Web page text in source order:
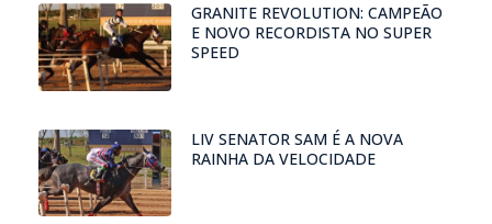
GRANITE REVOLUTION: CAMPEÃO
E NOVO RECORDISTA NO SUPER
SPEED
LIV SENATOR SAM É A NOVA
RAINHA DA VELOCIDADE